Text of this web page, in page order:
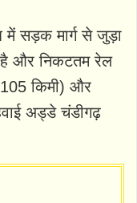
में सड़क मार्ग से जुड़ा
और निकटतम रेल
किमी) और
अड्डे चंडीगढ़